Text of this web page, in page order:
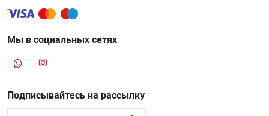
Мы в социальных сетях
Подписывайтесь на рассылку